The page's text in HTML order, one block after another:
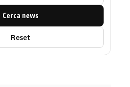
Cerca news
Reset